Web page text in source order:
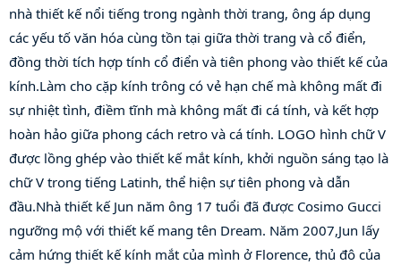
nhà thiết kế nổi tiếng trong ngành thời trang, ông áp dụng
các yếu tố văn hóa cùng tồn tại giữa thời trang và cổ điển,
đồng thời tích hợp tính cổ điển và tiên phong vào thiết kế của
kính.Làm cho cặp kính trông có vẻ hạn chế mà không mất đi
sự nhiệt tình, điềm tĩnh mà không mất đi cá tính, và kết hợp
hoàn hảo giữa phong cách retro và cá tính. LOGO hình chữ V
được lồng ghép vào thiết kế mắt kính, khởi nguồn sáng tạo là
chữ V trong tiếng Latinh, thể hiện sự tiên phong và dẫn
đầu.Nhà thiết kế Jun năm ông 17 tuổi đã được Cosimo Gucci
ngưỡng mộ với thiết kế mang tên Dream. Năm 2007,Jun lấy
cảm hứng thiết kế kính mắt của mình ở Florence, thủ đô của